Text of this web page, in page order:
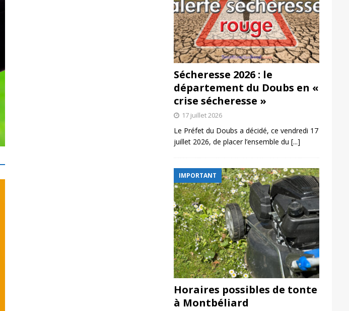
Sécheresse 2026 : le
département du Doubs en «
crise sécheresse »
17 juillet 2026
Le Préfet du Doubs a décidé, ce vendredi 17
juillet 2026, de placer l’ensemble du [...]
IMPORTANT
Horaires possibles de tonte
à Montbéliard